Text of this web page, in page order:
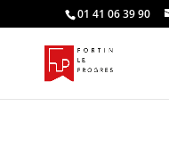
01 41 06 39 90